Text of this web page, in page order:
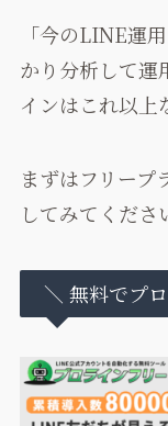
「今のLINE運
かり分析して運
インはこれ以上
まずはフリープ
してみてくださ
＼ 無料でプ